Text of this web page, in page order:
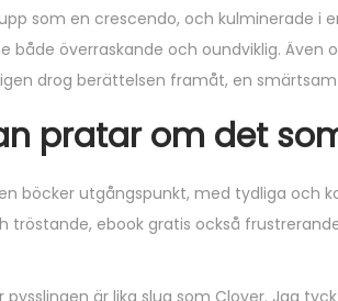
som en crescendo, och kulminerade i
överraskande och oundviklig. Även
drog berättelsen framåt, en
pratar om det
böcker utgångspunkt, med tydliga och
tröstande, ebook gratis också
är lika slug som Clover. Jag